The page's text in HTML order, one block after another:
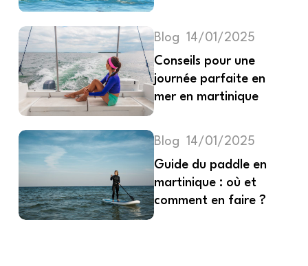
Blog
14/01/2025
Conseils pour une
journée parfaite en
mer en martinique
Blog
14/01/2025
Guide du paddle en
martinique : où et
comment en faire ?